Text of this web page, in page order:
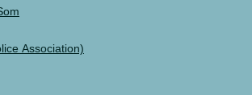
Association)